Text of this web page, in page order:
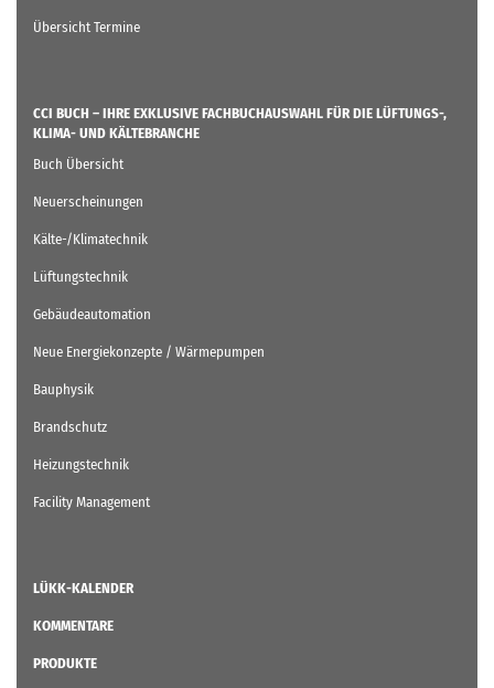
Übersicht Termine
CCI BUCH – IHRE EXKLUSIVE FACHBUCHAUSWAHL FÜR DIE LÜFTUNGS-,
KLIMA- UND KÄLTEBRANCHE
Buch Übersicht
Neuerscheinungen
Kälte-/Klimatechnik
Lüftungstechnik
Gebäudeautomation
Neue Energiekonzepte / Wärmepumpen
Bauphysik
Brandschutz
Heizungstechnik
Facility Management
LÜKK-KALENDER
KOMMENTARE
PRODUKTE